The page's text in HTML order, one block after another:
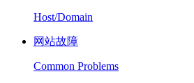
Host/Domain
网站故障
Common Problems